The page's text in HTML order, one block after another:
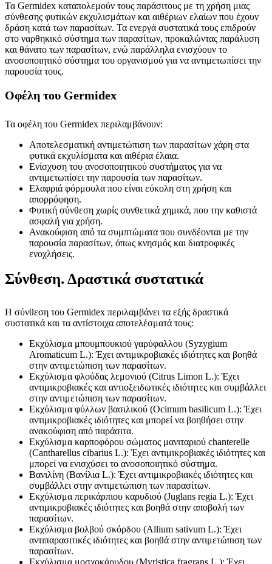
Τα Germidex καταπολεμούν τους παράσιτους με τη χρήση μιας
σύνθεσης φυτικών εκχυλισμάτων και αιθέριων ελαίων που έχουν
δράση κατά των παρασίτων. Τα ενεργά συστατικά τους επιδρούν
στο ναρθηκικό σύστημα των παρασίτων, προκαλώντας παράλυση
και θάνατο των παρασίτων, ενώ παράλληλα ενισχύουν το
ανοσοποιητικό σύστημα του οργανισμού για να αντιμετωπίσει την
παρουσία τους.
Οφέλη του Germidex
Τα οφέλη του Germidex περιλαμβάνουν:
Αποτελεσματική αντιμετώπιση των παρασίτων χάρη στα
φυτικά εκχυλίσματα και αιθέρια έλαια.
Ενίσχυση του ανοσοποιητικού συστήματος για να
αντιμετωπίσει την παρουσία των παρασίτων.
Ελαφριά φόρμουλα που είναι εύκολη στη χρήση και
απορρόφηση.
Φυτική σύνθεση χωρίς συνθετικά χημικά, που την καθιστά
ασφαλή για χρήση.
Ανακούφιση από τα συμπτώματα που συνδέονται με την
παρουσία παρασίτων, όπως κνησμός και διατροφικές
ενοχλήσεις.
Σύνθεση. Δραστικά συστατικά
Η σύνθεση του Germidex περιλαμβάνει τα εξής δραστικά
συστατικά και τα αντίστοιχα αποτελέσματά τους:
Εκχύλισμα μπουμπουκιού γαρύφαλλου (Syzygium
Aromaticum L.): Έχει αντιμικροβιακές ιδιότητες και βοηθά
στην αντιμετώπιση των παρασίτων.
Εκχύλισμα φλούδας λεμονιού (Citrus Limon L.): Έχει
αντιμικροβιακές και αντιοξειδωτικές ιδιότητες και συμβάλλει
στην αντιμετώπιση των παρασίτων.
Εκχύλισμα φύλλων βασιλικού (Ocimum basilicum L.): Έχει
αντιμικροβιακές ιδιότητες και μπορεί να βοηθήσει στην
ανακούφιση από παράσιτα.
Εκχύλισμα καρποφόρου σώματος μανιταριού chanterelle
(Cantharellus cibarius L.): Έχει αντιμικροβιακές ιδιότητες και
μπορεί να ενισχύσει το ανοσοποιητικό σύστημα.
Βανιλίνη (Βανίλια L.): Έχει αντιμικροβιακές ιδιότητες και
συμβάλλει στην αντιμετώπιση των παρασίτων.
Εκχύλισμα περικάρπιου καρυδιού (Juglans regia L.): Έχει
αντιμικροβιακές ιδιότητες και βοηθά στην αποβολή των
παρασίτων.
Εκχύλισμα βολβού σκόρδου (Allium sativum L.): Έχει
αντιπαρασιτικές ιδιότητες και βοηθά στην αντιμετώπιση των
παρασίτων.
Εκχύλισμα μοσχοκάρυδου (Myristica fragrans L.): Έχει